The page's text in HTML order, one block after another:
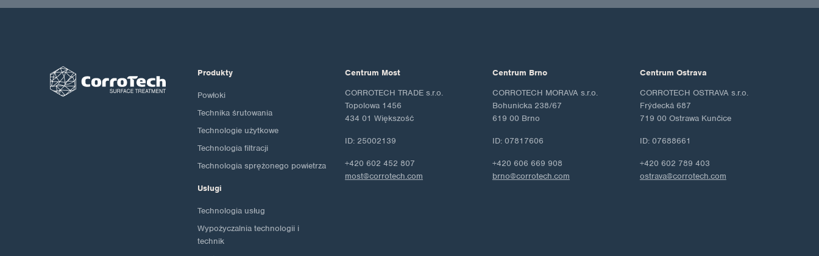
Produkty
Powłoki
Technika śrutowania
Technologie użytkowe
Technologia filtracji
Technologia sprężonego powietrza
Usługi
Technologia usług
Wypożyczalnia technologii i
technik
Centrum Most
CORROTECH TRADE s.r.o.
Topolowa 1456
434 01 Większość
ID: 25002139
+420 602 452 807
most@corrotech.com
Centrum Brno
CORROTECH MORAVA s.r.o.
Bohunicka 238/67
619 00 Brno
ID: 07817606
+420 606 669 908
brno@corrotech.com
Centrum Ostrava
CORROTECH OSTRAVA s.r.o.
Frýdecká 687
719 00 Ostrawa Kunčice
ID: 07688661
+420 602 789 403
ostrava@corrotech.com